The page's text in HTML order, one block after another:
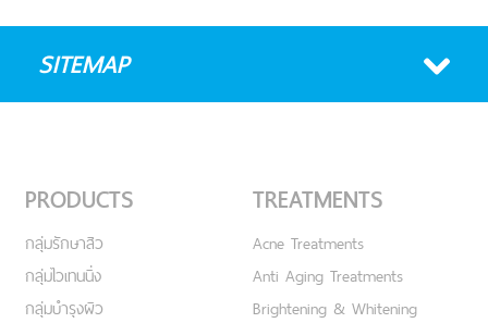
SITEMAP
PRODUCTS
กลุ่มรักษาสิว
กลุ่มไวเทนนิ่ง
กลุ่มบำรุงผิว
TREATMENTS
Acne Treatments
Anti Aging Treatments
Brightening & Whitening